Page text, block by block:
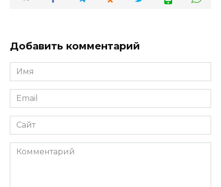
Добавить комментарий
Имя
*
Email
*
Сайт
Комментарий